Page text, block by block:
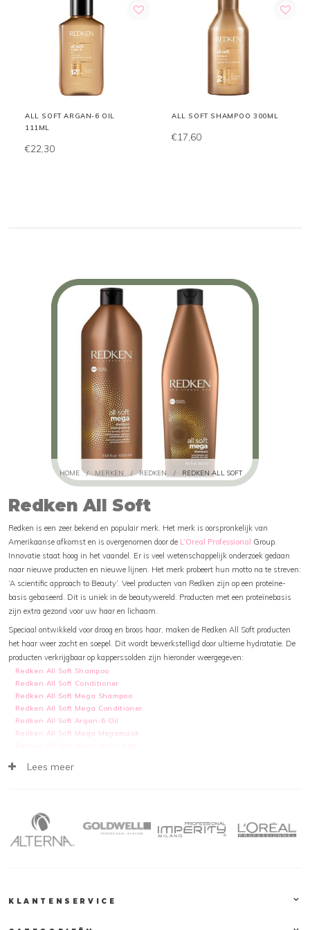
ALL SOFT ARGAN-6 OIL
111ML
€22,30
ALL SOFT SHAMPOO 300ML
€17,60
HOME / MERKEN / REDKEN / REDKEN ALL SOFT
Redken All Soft
Redken is een zeer bekend en populair merk. Het merk is oorspronkelijk van
Amerikaanse afkomst en is overgenomen door de L’Oreal Professional Group.
Innovatie staat hoog in het vaandel. Er is veel wetenschappelijk onderzoek gedaan
naar nieuwe producten en nieuwe lijnen. Het merk probeert hun motto na te streven:
‘A scientific approach to Beauty’. Veel producten van Redken zijn op een proteïne-
basis gebaseerd. Dit is uniek in de beautywereld. Producten met een proteïnebasis
zijn extra gezond voor uw haar en lichaam.
Speciaal ontwikkeld voor droog en broos haar, maken de Redken All Soft producten
het haar weer zacht en soepel. Dit wordt bewerkstelligd door ultieme hydratatie. De
producten verkrijgbaar op kapperssolden zijn hieronder weergegeven:
Redken All Soft Shampoo
Redken All Soft Conditioner
Redken All Soft Mega Shampoo
Redken All Soft Mega Conditioner
Redken All Soft Argan-6 Oil
Redken All Soft Mega Megamask
Natuurlijk tegen de scherpste prijzen. Houd onze webshop in de gaten voor de laatste
aanbiedingen, acties en kortingscodes, zodat jij jouw favoriete product extra voordelig
kunt bestellen.
Op Kapperssolden.be bieden wij een groot gamma professionele haarproducten aan,
Lees meer
KLANTENSERVICE